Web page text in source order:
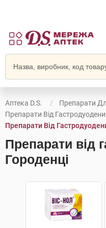
Аптека D.S.
Препарати
Препарати Від
Препарати Від
Препарати від
Городенці